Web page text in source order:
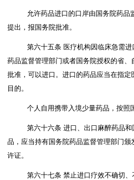
允许药品进口的口岸由国务院药品
提出，报国务院批准。
第六十五条 医疗机构因临床急需
药品监督管理部门或者国务院授权的省、
批准，可以进口。进口的药品应当在指定
目的。
个人自用携带入境少量药品，按照
第六十六条 进口、出口麻醉药品
品，应当持有国务院药品监督管理部门颁
许证。
第六十七条 禁止进口疗效不确切